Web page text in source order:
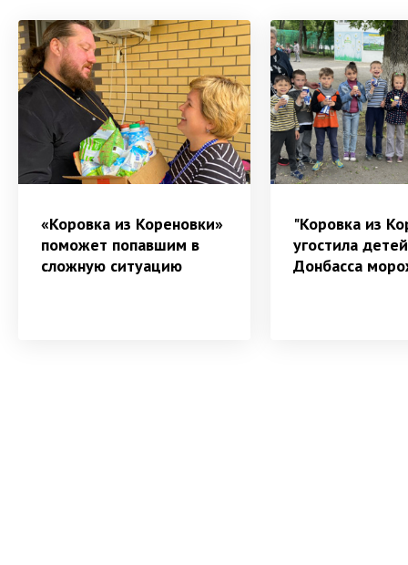
«Коровка из Кореновки»
поможет попавшим в
сложную ситуацию
"Коровка из
угостила
Донбасса